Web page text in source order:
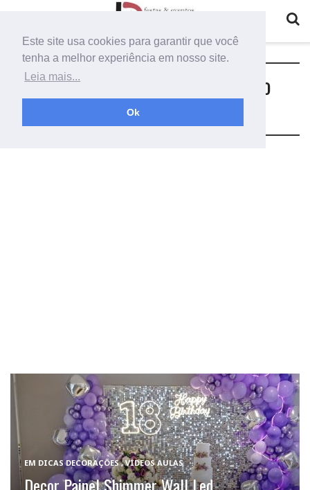
Este site usa cookies para garantir que você
tenha a melhor experiência em nosso site.
Leia mais...
Ok
Tag:painel de shimmer aniversario
como decorar para eventos
EM DICAS DECORAÇÕES,VÍDEOS AULAS
Decor Painel Shimmer Wall Led